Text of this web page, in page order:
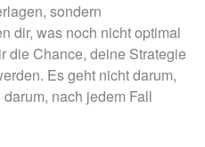
sondern
dir, was noch nicht optimal
die Chance, deine Strategie
Es geht nicht darum,
nach jedem Fall